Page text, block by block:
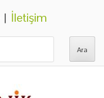
| İletişim